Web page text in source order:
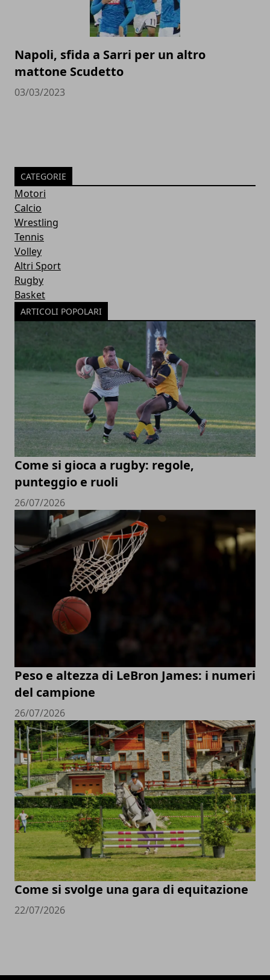
Napoli, sfida a Sarri per un altro
mattone Scudetto
03/03/2023
CATEGORIE
Motori
Calcio
Wrestling
Tennis
Volley
Altri Sport
Rugby
Basket
ARTICOLI POPOLARI
Come si gioca a rugby: regole,
punteggio e ruoli
26/07/2026
Peso e altezza di LeBron James: i numeri
del campione
26/07/2026
Come si svolge una gara di equitazione
22/07/2026